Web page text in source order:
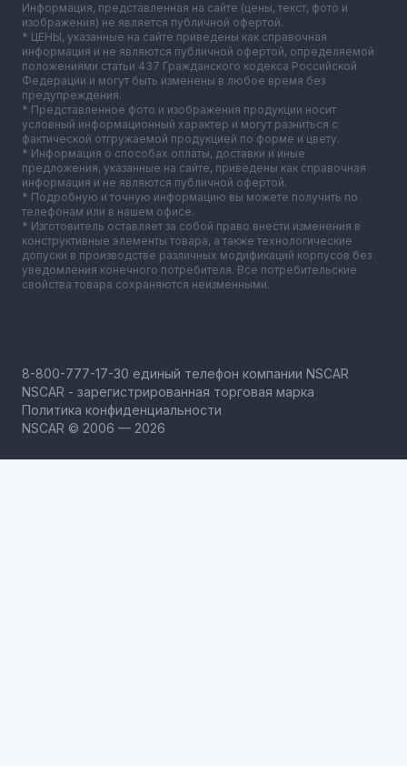
Информация, представленная на сайте (цены, текст, фото и
изображения) не является публичной офертой.
* ЦЕНЫ, указанные на сайте приведены как справочная
информация и не являются публичной офертой, определяемой
положениями статьи 437 Гражданского кодекса Российской
Федерации и могут быть изменены в любое время без
предупреждения.
* Представленное фото и изображения продукции носит
условный информационный характер и могут разниться с
фактической отгружаемой продукцией по форме и цвету.
* Информация о способах оплаты, доставки и иные
предложения, указанные на сайте, приведены как справочная
информация и не являются публичной офертой.
* Подробную и точную информацию вы можете получить по
телефонам или в нашем офисе.
* Изготовитель оставляет за собой право внести изменения в
конструктивные элементы товара, а также технологические
допуски в производстве различных модификаций корпусов без
уведомления конечного потребителя. Все потребительские
свойства товара сохраняются неизменными.
NSCAR - зарегистрированная торговая марка
Политика конфиденциальности
NSCAR © 2006 — 2026